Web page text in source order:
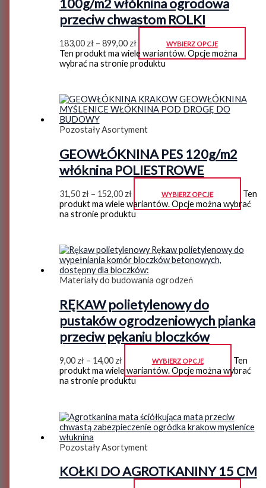
przeciw chwastom ROLKI
183,00 zł– 899,00 zł WYBIERZ OPCJE
Ten produkt ma wiele wariantów. Opcje można
wybrać na stronie produktu
Pozostały Asortyment
GEOWŁÓKNINA PES 120g/m2
włóknina POLIESTROWE
31,50 zł– 152,00 zł WYBIERZ OPCJE
Ten
produkt ma wiele wariantów. Opcje można wybrać
na stronie produktu
Materiały do budowania ogrodzeń
RĘKAW polietylenowy do
pustaków ogrodzeniowych pianka
przeciw pękaniu bloczków
9,00 zł– 14,00 zł WYBIERZ OPCJE
Ten
produkt ma wiele wariantów. Opcje można wybrać
na stronie produktu
Pozostały Asortyment
KOŁKI DO AGROTKANINY 15 CM